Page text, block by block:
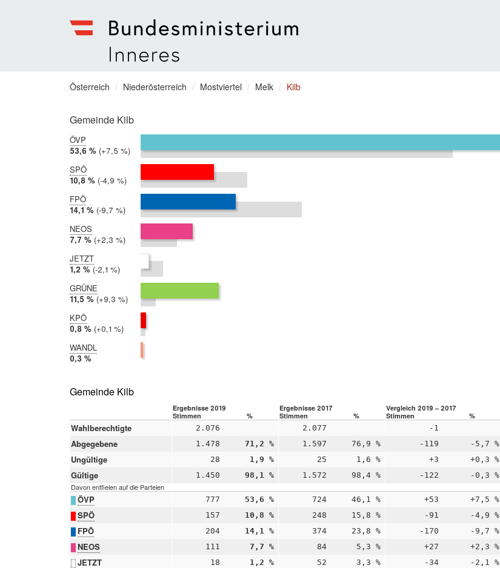
für
Inneres
Sie
sich
hier:
Österreich Niederösterreich Mostviertel Melk Kilb
Gemeinde Kilb
ÖVP
2019:
53,6 %
2017:
46,1 %
Differenz:
+7,5 %
SPÖ
2019:
10,8 %
2017:
15,8 %
Differenz:
-4,9 %
FPÖ
2019:
14,1 %
2017:
23,8 %
Differenz:
-9,7 %
NEOS
2019:
7,7 %
2017:
5,3 %
Differenz:
+2,3 %
JETZT
2019:
1,2 %
2017:
3,3 %
Differenz:
-2,1 %
GRÜNE
2019:
11,5 %
2017:
2,2 %
Differenz:
+9,3 %
KPÖ
2019:
0,8 %
2017:
0,7 %
Differenz:
+0,1 %
WANDL
2019:
0,3 %
teilgenommen
Gemeinde Kilb
Ergebnisse 2019 Ergebnisse 2017
Vergleich 2019 – 2017
Stimmen
% Stimmen % Stimmen %
Wahlberechtigte 2.076 2.077 -1
Abgegebene 1.478 71,2 % 1.597 76,9 % -119 -5,7 %
Ungültige 28 1,9 % 25 1,6 % +3 +0,3 %
Gültige 1.450 98,1 % 1.572 98,4 % -122 -0,3 %
Davon entfielen auf die Parteien
ÖVP 777 53,6 % 724 46,1 % +53 +7,5 %
SPÖ 157 10,8 % 248 15,8 % -91 -4,9 %
FPÖ 204 14,1 % 374 23,8 % -170 -9,7 %
NEOS 111 7,7 % 84 5,3 % +27 +2,3 %
JETZT 18 1,2 % 52 3,3 % -34 -2,1 %